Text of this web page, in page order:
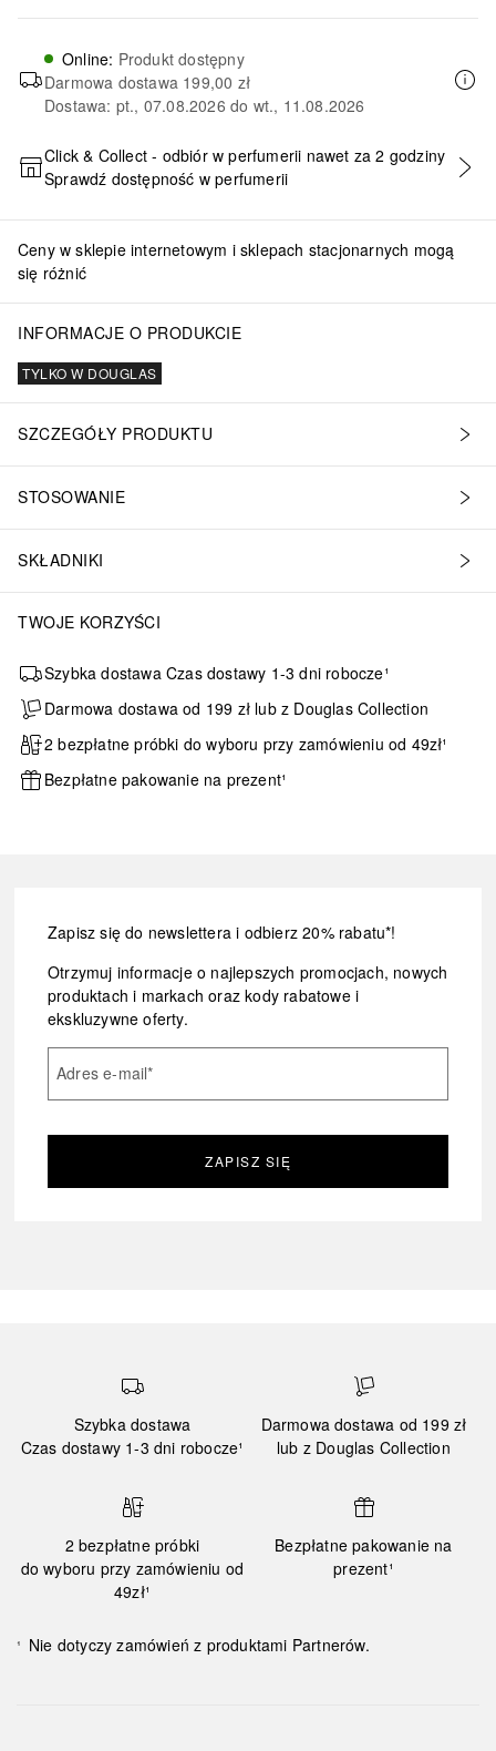
Online: Produkt dostępny
Darmowa dostawa 199,00 zł
Dostawa: pt., 07.08.2026 do wt., 11.08.2026
DODAJ DO KOSZYKA
Click & Collect - odbiór w perfumerii nawet za 2 godziny
Sprawdź dostępność w perfumerii
Ceny w sklepie internetowym i sklepach stacjonarnych mogą
się różnić
INFORMACJE O PRODUKCIE
TYLKO W DOUGLAS
SZCZEGÓŁY PRODUKTU
STOSOWANIE
SKŁADNIKI
TWOJE KORZYŚCI
Szybka dostawa Czas dostawy 1-3 dni robocze¹
Darmowa dostawa od 199 zł lub z Douglas Collection
2 bezpłatne próbki do wyboru przy zamówieniu od 49zł¹
Bezpłatne pakowanie na prezent¹
Zapisz się do newslettera i odbierz 20% rabatu*!
Otrzymuj informacje o najlepszych promocjach, nowych
produktach i markach oraz kody rabatowe i
ekskluzywne oferty.
Adres e-mail*
ZAPISZ SIĘ
Szybka dostawa
Czas dostawy 1-3 dni robocze¹
Darmowa dostawa od 199 zł
lub z Douglas Collection
2 bezpłatne próbki
do wyboru przy zamówieniu od
49zł¹
Bezpłatne pakowanie na
prezent¹
¹ Nie dotyczy zamówień z produktami Partnerów.